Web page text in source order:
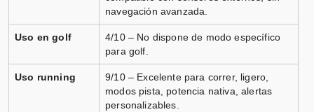
navegación avanzada.
Uso en golf
4/10 – No dispone de modo específico
para golf.
Uso running
9/10 – Excelente para correr, ligero,
modos pista, potencia nativa, alertas
personalizables.